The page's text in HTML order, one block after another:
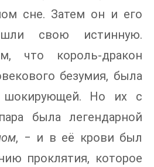
сне. Затем он и его
свою истинную.
что король-дракон
безумия, была
шокирующей. Но их с
была легендарной
, ‒ и в её крови был
проклятия, которое